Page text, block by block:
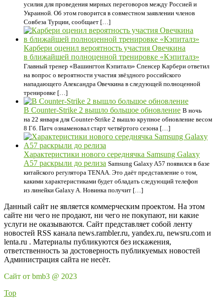
усилия для проведения мирных переговоров между Россией и
Украиной. Об этом говорится в совместном заявлении членов
Совбеза Турции, сообщает […]
Карбери оценил вероятность участия Овечкина
в ближайшей полноценной тренировке «Кэпиталз»
Главный тренер «Вашингтон Кэпиталз» Спенсер Карбери ответил
на вопрос о вероятности участия звёздного российского
нападающего Александра Овечкина в следующей полноценной
тренировке […]
В Counter-Strike 2 вышло большое обновление В ночь
на 22 января для Counter-Strike 2 вышло крупное обновление весом
8 Гб. Патч ознаменовал старт четвёртого сезона […]
Характеристики нового середнячка Samsung Galaxy
A57 раскрыли до релиза Samsung Galaxy A57 появился в базе
китайского регулятора TENAA. Это даёт представление о том,
какими характеристиками будет обладать следующий телефон
из линейки Galaxy A. Новинка получит […]
Данный сайт не является коммерческим проектом. На этом
сайте ни чего не продают, ни чего не покупают, ни какие
услуги не оказываются. Сайт представляет собой ленту
новостей RSS канала news.rambler.ru, yandex.ru, newsru.com и
lenta.ru . Материалы публикуются без искажения,
ответственность за достоверность публикуемых новостей
Администрация сайта не несёт.
Сайт от bmb3 @ 2023
Top